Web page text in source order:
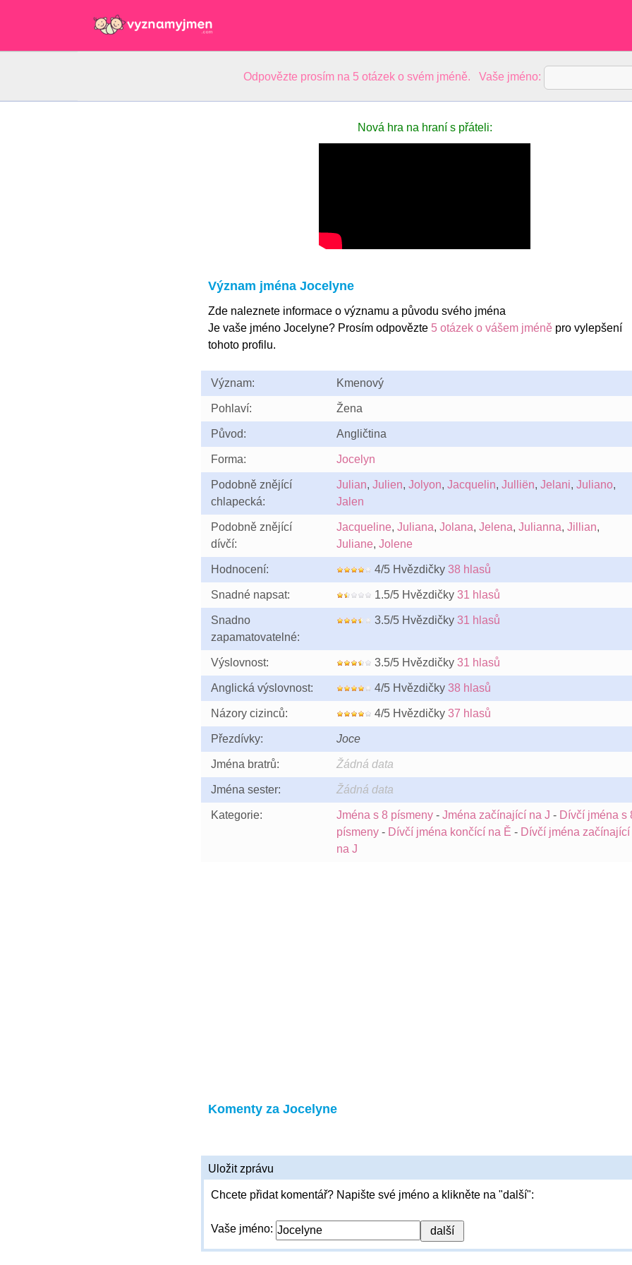
Odpovězte prosím na 5 otázek o svém jméně. Vaše jméno:
Nová hra na hraní s přáteli:
Význam jména Jocelyne
Zde naleznete informace o významu a původu svého jména
Je vaše jméno Jocelyne? Prosím odpovězte 5 otázek o vášem jméněpro vylepšení
tohoto profilu.
Význam: Kmenový
Pohlaví: Žena
Původ: Angličtina
Forma: Jocelyn
Podobně znějící
chlapecká:
Julian, Julien, Jolyon, Jacquelin, Julliën, Jelani, Juliano,
Jalen
Podobně znějící
dívčí:
Jacqueline, Juliana, Jolana, Jelena, Julianna, Jillian,
Juliane, Jolene
Hodnocení: 4/5 Hvězdičky 38 hlasů
Snadné napsat: 1.5/5 Hvězdičky 31 hlasů
Snadno
zapamatovatelné:
3.5/5 Hvězdičky 31 hlasů
Výslovnost: 3.5/5 Hvězdičky 31 hlasů
Anglická výslovnost: 4/5 Hvězdičky 38 hlasů
Názory cizinců: 4/5 Hvězdičky 37 hlasů
Přezdívky: Joce
Jména bratrů: Žádná data
Jména sester: Žádná data
Kategorie: Jména s 8 písmeny- Jména začínající na J - Dívčí jména s
písmeny- Dívčí jména končící na Ě - Dívčí jména začínající
na J
Komenty za Jocelyne
Uložit zprávu
Chcete přidat komentář? Napište své jméno a klikněte na "další":
Vaše jméno: